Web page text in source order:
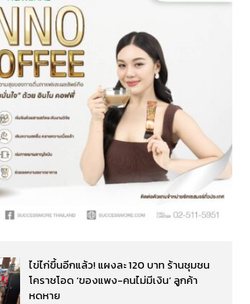
ไข่ไก่ขึ้นอีกแล้ว! แผงละ 120 บาท ร้านชุมชน
โคราชโอด ‘ของแพง-คนไม่มีเงิน’ ลูกค้า
หดหาย